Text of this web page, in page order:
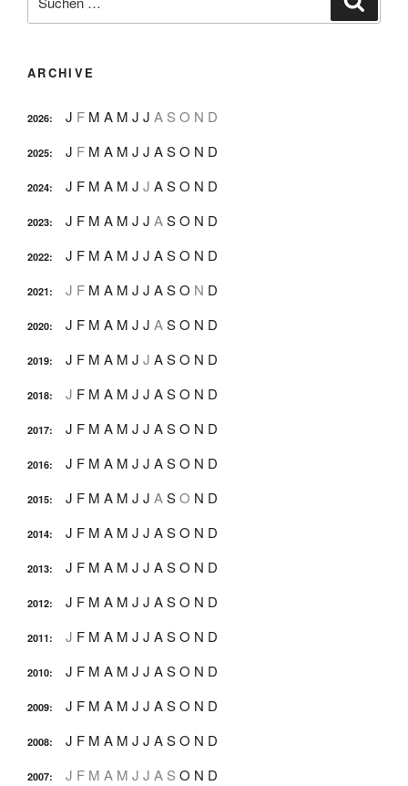
nach:
ARCHIVE
2026: J F M A M J J A S O N D
2025: J F M A M J J ASO N D
2024: J F M A M J J ASO N D
2023: J F M A M J J ASO N D
2022: J F M A M J J ASO N D
2021: J F M A M J J ASO N D
2020: J F M A M J J ASO N D
2019: J F M A M J J ASO N D
2018: J F M A M J J ASO N D
2017: J F M A M J J ASO N D
2016: J F M A M J J ASO N D
2015: J F M A M J J ASO N D
2014: J F M A M J J ASO N D
2013: J F M A M J J ASO N D
2012: J F M A M J J ASO N D
2011: J F M A M J J ASO N D
2010: J F M A M J J ASO N D
2009: J F M A M J J ASO N D
2008: J F M A M J J ASO N D
2007: J F M A M J J A S O N D